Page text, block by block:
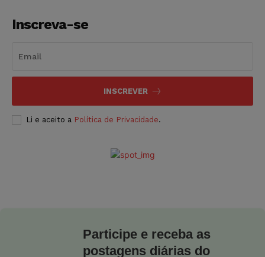
Inscreva-se
INSCREVER
Li e aceito a Política de Privacidade.
Participe e receba as
postagens diárias do